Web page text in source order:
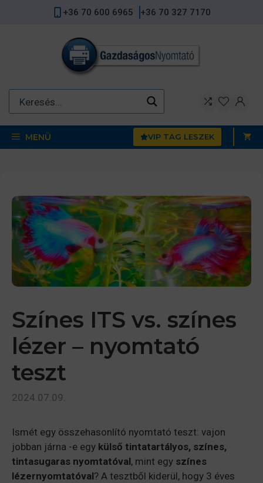
+36 70 600 6965 +36 70 327 7170
MENÜ VIP TAG LESZEK
Színes ITS vs. színes
lézer – nyomtató
teszt
2024.07.09.
Ismét egy összehasonlító nyomtató teszt: vajon
jobban járna -e egy külső tintatartályos, színes,
tintasugaras nyomtatóval, mint egy színes
lézernyomtatóval? A tesztből kiderül, hogy 3 éves